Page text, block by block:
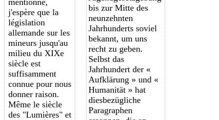
j'espère que la
législation
allemande sur les
mineurs jusqu'au
milieu du XIXe
siècle est
suffisamment
connue pour nous
donner raison.
Même le siècle
des "Lumières" et
bis zur Mitte des
neunzehnten
Jahrhunderts soviel
bekannt, um uns
recht zu geben.
Selbst das
Jahrhundert der «
Aufklärung » und «
Humanität » hat
diesbezügliche
Paragraphen